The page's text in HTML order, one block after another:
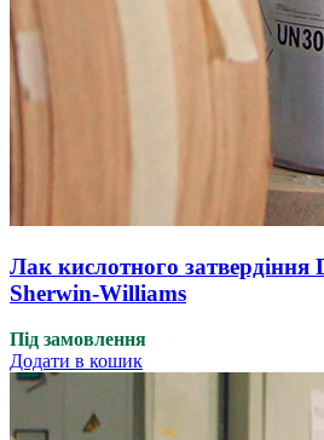
Лак кислотного затвердіння
Sherwin-Williams
Під замовлення
Додати в кошик